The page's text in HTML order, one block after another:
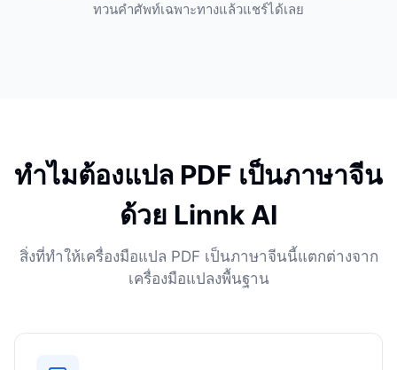
ทวนคำศัพท์เฉพาะทางแล้วแชร์ได้เลย
ทำไมต้องแปล PDF เป็นภาษาจีน
ด้วย Linnk AI
สิ่งที่ทำให้เครื่องมือแปล PDF เป็นภาษาจีนนี้แตกต่างจาก
เครื่องมือแปลงพื้นฐาน